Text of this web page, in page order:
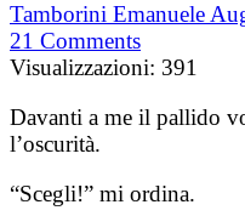
Tamborini Emanuele
21 Comments
Visualizzazioni: 391
Davanti a me il pallido
l’oscurità.
“Scegli!” mi ordina.